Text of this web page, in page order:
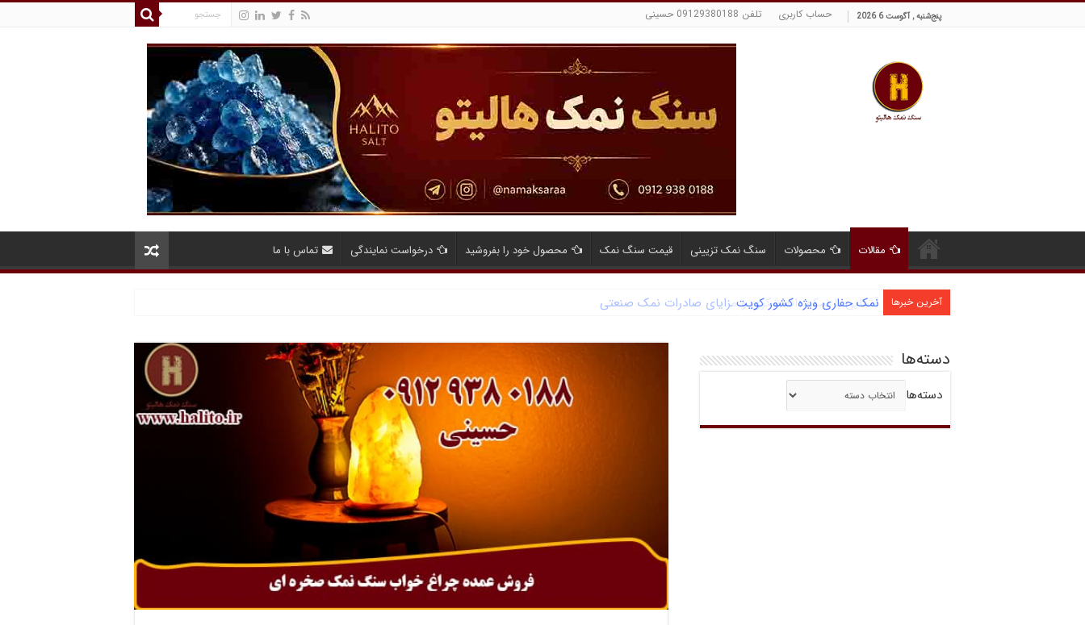
پنج‌شنبه , آگوست 6 2026 حساب کاربری تلفن 09129380188 حسینی
مقالات محصولات سنگ نمک تزیینی قیمت سنگ نمک محصول خود را بفروشید درخواست نمایندگی تماس با ما
آخرین خبرها آشنایی با نمک دانه شکری و مزایای صادرات نمک صنعتی
دسته‌ها
دسته‌ها